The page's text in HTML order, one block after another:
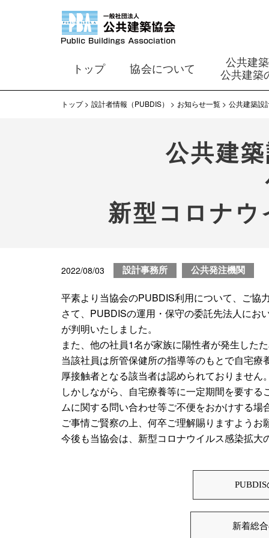
トップ 協会について
公共建
公共建築
トップ 設計者情報（PUBDIS） お知らせ一覧 公共建築設
公共建
新型コロナ
2022/08/03 設計事務所 公共発注機関
平素より当協会のPUBDIS利用について、ご協
さて、PUBDISの運用・保守の委託先法人にお
が判明いたしました。
また、他の社員1名が家族に陽性者が発生した
当該社員は所管保健所の指導等のもとで自宅
厚接触者となる該当者は認められておりません
しかしながら、自宅療養等に一定期間を要す
ムに関する問い合わせ等ご不便をおかけする場
ご事情ご賢察の上、何卒ご理解賜りますようお
今後も当協会は、新型コロナウイルス感染拡
新着総